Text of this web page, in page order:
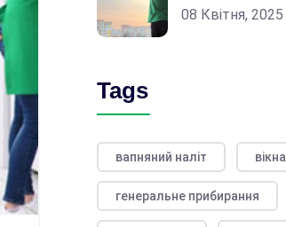
08 Квітня, 2025
Tags
вапняний наліт вікна
генеральне прибирання